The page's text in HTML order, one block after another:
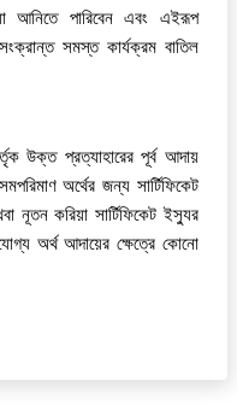
আনিতে পারিবেন এবং এইরূপ
সমস্ত কার্যক্রম বাতিল
উক্ত প্রত্যাহারের পূর্ব আদায়
অর্থের জন্য সার্টিফিকেট
নূতন করিয়া সার্টিফিকেট ইস্যুর
অর্থ আদায়ের ক্ষেত্রে কোনো